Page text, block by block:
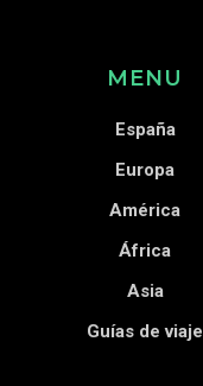
MENU
España
Europa
América
África
Asia
Guías de viaje